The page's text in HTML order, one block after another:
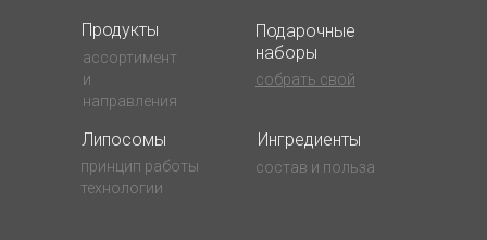
ассортимент
и
направления
состав и польза
принцип работы
технологии
Продукты
Ингредиенты
Липосомы
собрать свой
Подарочные
наборы